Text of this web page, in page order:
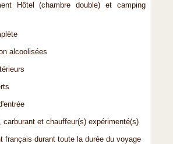
Hôtel (chambre double) et camping
alcoolisées
et chauffeur(s) expérimenté(s)
français durant toute la durée du voyage